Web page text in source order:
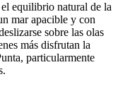
equilibrio natural de la
mar apacible y con
sobre las olas
más disfrutan la
particularmente